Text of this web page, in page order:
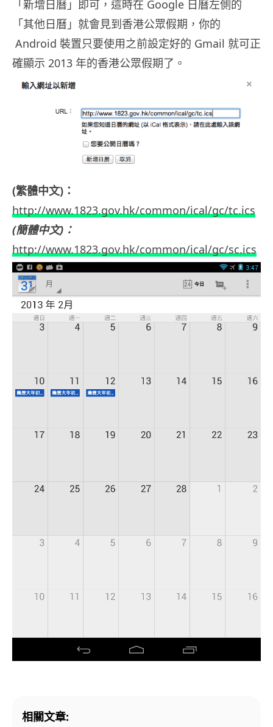
「新增日曆」即可，這時在 Google 日曆左側的
「其他日曆」就會見到香港公眾假期，你的
Android 裝置只要使用之前設定好的 Gmail 就可正
確顯示 2013 年的香港公眾假期了。
(繁體中文)：
http://www.1823.gov.hk/common/ical/gc/tc.ics
(簡體中文)：
http://www.1823.gov.hk/common/ical/gc/sc.ics
相關文章: